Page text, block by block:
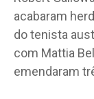
acabaram
do tenista
com Mattia
emendaram